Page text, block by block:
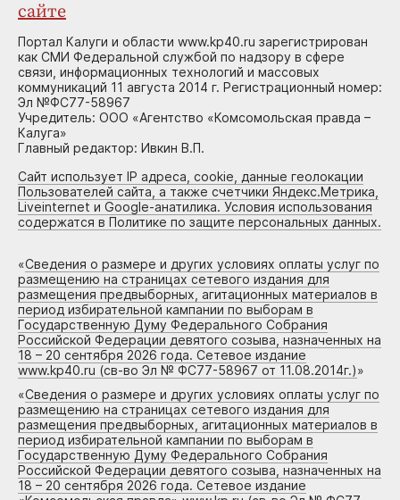
сайте
Портал Калуги и области www.kp40.ru зарегистрирован
как СМИ Федеральной службой по надзору в сфере
связи, информационных технологий и массовых
коммуникаций 11 августа 2014 г. Регистрационный номер:
Эл №ФС77-58967
Учредитель: ООО «Агентство «Комсомольская правда –
Калуга»
Главный редактор: Ивкин В.П.
Сайт использует IP адреса, cookie, данные геолокации
Пользователей сайта, а также счетчики Яндекс.Метрика,
Liveinternet и Google-анатилика. Условия использования
содержатся в Политике по защите персональных данных.
«Сведения о размере и других условиях оплаты услуг по
размещению на страницах сетевого издания для
размещения предвыборных, агитационных материалов в
период избирательной кампании по выборам в
Государственную Думу Федерального Собрания
Российской Федерации девятого созыва, назначенных на
18 – 20 сентября 2026 года. Сетевое издание
www.kp40.ru (св-во Эл № ФС77-58967 от 11.08.2014г.)»
«Сведения о размере и других условиях оплаты услуг по
размещению на страницах сетевого издания для
размещения предвыборных, агитационных материалов в
период избирательной кампании по выборам в
Государственную Думу Федерального Собрания
Российской Федерации девятого созыва, назначенных на
18 – 20 сентября 2026 года. Сетевое издание